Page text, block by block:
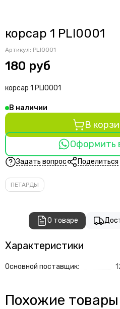
корсар 1 PLI0001
Артикул: PLI0001
180 руб
корсар 1 PLI0001
В наличии
В
Оформить
Задать вопрос Поделиться
ПЕТАРДЫ
О товаре
Характеристики
Основной поставщик:
Похожие товары